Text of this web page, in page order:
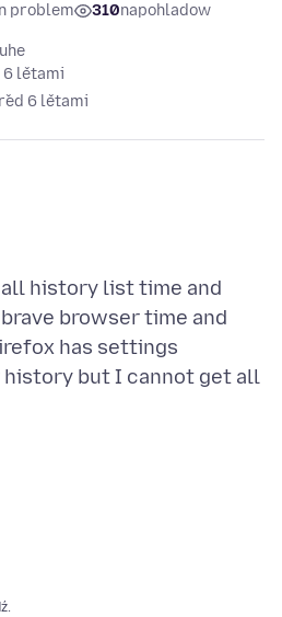
problem 310napohladow
6 lětami
6 lětami
history list time and
browser time and
has settings
but I cannot get all